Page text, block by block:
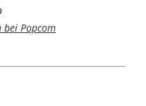
bei Popcom